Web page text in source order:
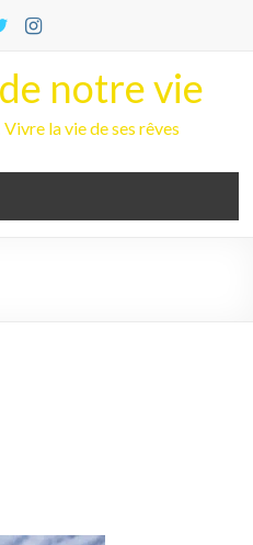
notre vie
la vie de ses rêves